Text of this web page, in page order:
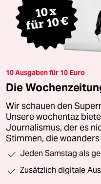
10 Ausgaben für 10 Euro
Die
Wir schauen den
Unsere wochentaz
Journalismus, der es
Stimmen, die
Jeden Samstag als
Zusätzlich digitale